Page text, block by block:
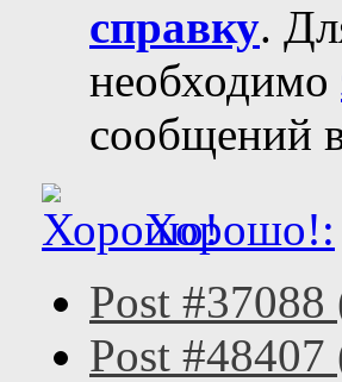
справку.
необходимо
сообщений
Хорошо!:
Post #37088
Post #48407